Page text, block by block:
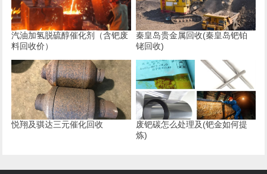
汽油加氢脱硫醇催化剂（含钯废
料回收价）
秦皇岛贵金属回收(秦皇岛钯铂
铑回收)
悦翔及骐达三元催化回收
废钯碳怎么处理及(钯金如何提
炼)